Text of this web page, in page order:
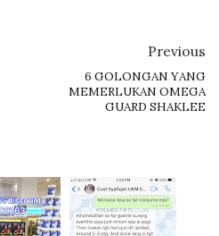
Previous
6 GOLONGAN YANG
MEMERLUKAN OMEGA
GUARD SHAKLEE